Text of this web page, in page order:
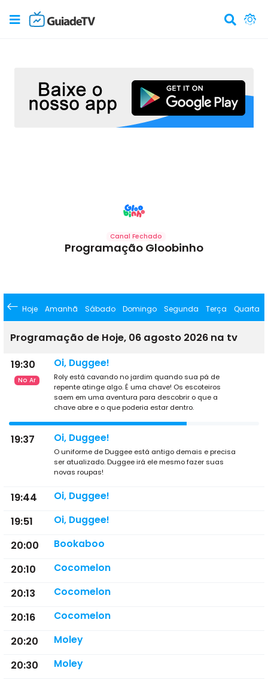
Canal Fechado
Programação Gloobinho
Hoje Amanhã Sábado Domingo Segunda Terça Quarta
Programação de Hoje, 06 agosto 2026 na tv
19:30
No Ar
Oi, Duggee!
Roly está cavando no jardim quando sua pá de
repente atinge algo. É uma chave! Os escoteiros
saem em uma aventura para descobrir o que a
chave abre e o que poderia estar dentro.
19:37 Oi, Duggee!
O uniforme de Duggee está antigo demais e precisa
ser atualizado. Duggee irá ele mesmo fazer suas
novas roupas!
19:44 Oi, Duggee!
19:51 Oi, Duggee!
20:00 Bookaboo
20:10 Cocomelon
20:13 Cocomelon
20:16 Cocomelon
20:20 Moley
20:30 Moley